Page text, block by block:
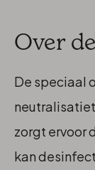
Over
De speciaal
zorgt ervoor
kan